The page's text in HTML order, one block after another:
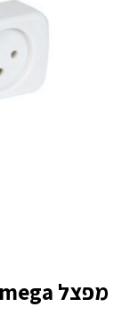
מפצל T3 Omega